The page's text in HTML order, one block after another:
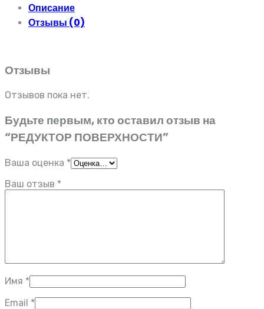
Описание
Отзывы (0)
Отзывы
Отзывов пока нет.
Будьте первым, кто оставил отзыв на
“РЕДУКТОР ПОВЕРХНОСТИ”
Ваша оценка *
Ваш отзыв *
Имя *
Email *